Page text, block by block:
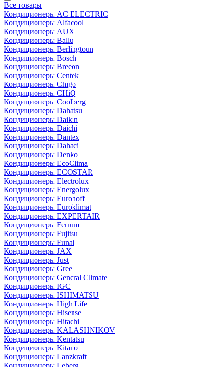
Все товары
Кондиционеры AC ELECTRIC
Кондиционеры Alfacool
Кондиционеры AUX
Кондиционеры Ballu
Кондиционеры Berlingtoun
Кондиционеры Bosch
Кондиционеры Breeon
Кондиционеры Centek
Кондиционеры Chigo
Кондиционеры CHiQ
Кондиционеры Coolberg
Кондиционеры Dahatsu
Кондиционеры Daikin
Кондиционеры Daichi
Кондиционеры Dantex
Кондиционеры Dahaci
Кондиционеры Denko
Кондиционеры EcoClima
Кондиционеры ECOSTAR
Кондиционеры Electrolux
Кондиционеры Energolux
Кондиционеры Eurohoff
Кондиционеры Euroklimat
Кондиционеры EXPERTAIR
Кондиционеры Ferrum
Кондиционеры Fujitsu
Кондиционеры Funai
Кондиционеры JAX
Кондиционеры Just
Кондиционеры Gree
Кондиционеры General Climate
Кондиционеры IGC
Кондиционеры ISHIMATSU
Кондиционеры High Life
Кондиционеры Hisense
Кондиционеры Hitachi
Кондиционеры KALASHNIKOV
Кондиционеры Kentatsu
Кондиционеры Kitano
Кондиционеры Lanzkraft
Кондиционеры Leberg